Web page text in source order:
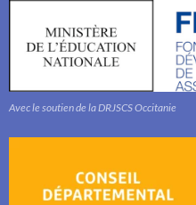
Avec le soutien de la DRJSCS Occitanie